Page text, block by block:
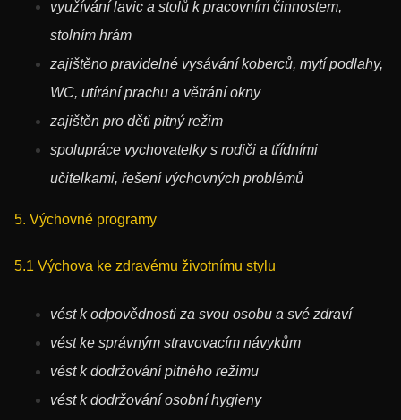
využívání lavic a stolů k pracovním činnostem,
stolním hrám
zajištěno pravidelné vysávání koberců, mytí podlahy,
WC, utírání prachu a větrání okny
zajištěn pro děti pitný režim
spolupráce vychovatelky s rodiči a třídními
učitelkami, řešení výchovných problémů
5. Výchovné programy
5.1 Výchova ke zdravému životnímu stylu
vést k odpovědnosti za svou osobu a své zdraví
vést ke správným stravovacím návykům
vést k dodržování pitného režimu
vést k dodržování osobní hygieny